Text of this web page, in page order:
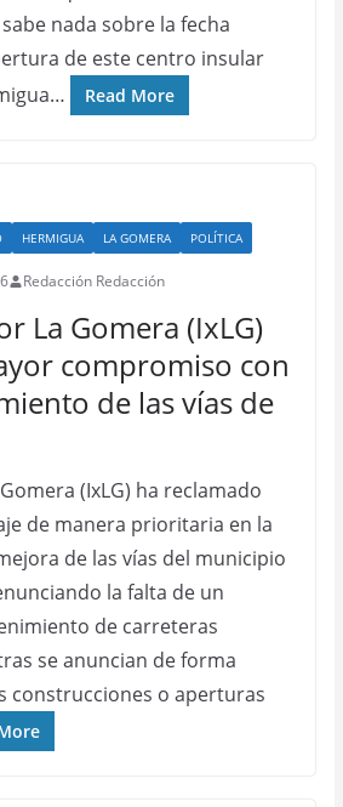
nada sobre la fecha
de este centro insular
Read More
HERMIGUA LA GOMERA POLÍTICA
Redacción Redacción
La Gomera (IxLG)
compromiso con
de las vías de
(IxLG) ha reclamado
de manera prioritaria en la
de las vías del municipio
la falta de un
de carreteras
se anuncian de forma
construcciones o aperturas